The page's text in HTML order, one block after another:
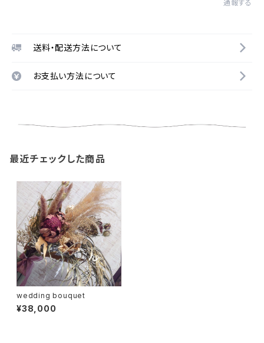
通報する
送料・配送方法について
お支払い方法について
最近チェックした商品
wedding bouquet
¥38,000